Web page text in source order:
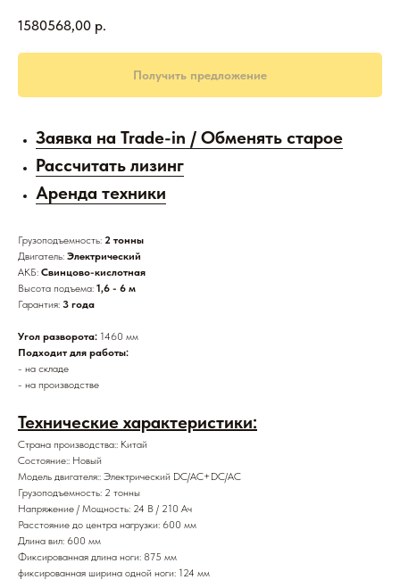
1580568,00 р.
Получить предложение
Заявка на Trade-in / Обменять старое
Рассчитать лизинг
Аренда техники
Грузоподъемность: 2 тонны
Двигатель: Электрический
АКБ: Свинцово-кислотная
Высота подъема: 1,6 - 6 м
Гарантия: 3 года
Угол разворота: 1460 мм
Подходит для работы:
- на складе
- на производстве
Технические характеристики:
Страна производства:: Китай
Состояние:: Новый
Модель двигателя:: Электрический DC/AC+DC/AC
Грузоподъемность: 2 тонны
Напряжение / Мощность: 24 В / 210 Ач
Расстояние до центра нагрузки: 600 мм
Длина вил: 600 мм
Фиксированная длина ноги: 875 мм
фиксированная ширина одной ноги: 124 мм